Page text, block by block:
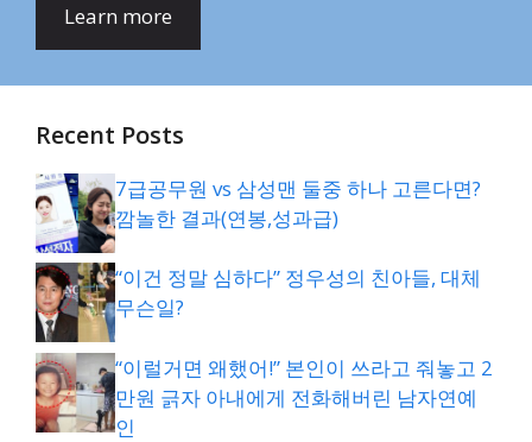
Learn more
Recent Posts
7급공무원 vs 삼성맨 둘중 하나 고른다면?
깜놀한 결과(연봉,성과급)
“이건 정말 심하다” 정우성의 친아들, 대체
무슨일?
“이럴거면 왜했어!” 본인이 쓰라고 줘놓고 2
만원 긁자 아내에게 전화해버린 남자연예
인